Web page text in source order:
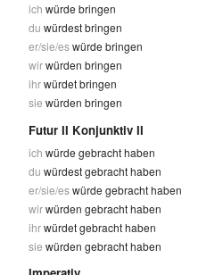
ich würde bringen
du würdest bringen
er/sie/eswürde bringen
wirwürden bringen
ihrwürdet bringen
sie würden bringen
Futur II Konjunktiv II
ich würde gebracht haben
du würdest gebracht haben
er/sie/eswürde gebracht haben
wirwürden gebracht haben
ihrwürdet gebracht haben
sie würden gebracht haben